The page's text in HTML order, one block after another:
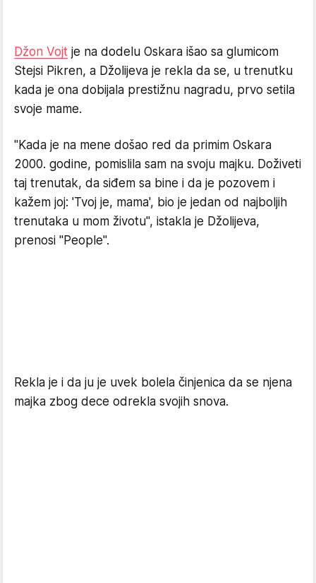
Džon Vojt je na dodelu Oskara išao sa glumicom
Stejsi Pikren, a Džolijeva je rekla da se, u trenutku
kada je ona dobijala prestižnu nagradu, prvo setila
svoje mame.
"Kada je na mene došao red da primim Oskara
2000. godine, pomislila sam na svoju majku. Doživeti
taj trenutak, da siđem sa bine i da je pozovem i
kažem joj: 'Tvoj je, mama', bio je jedan od najboljih
trenutaka u mom životu", istakla je Džolijeva,
prenosi "People".
Rekla je i da ju je uvek bolela činjenica da se njena
majka zbog dece odrekla svojih snova.